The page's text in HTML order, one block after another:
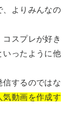
、よりみんなの
スプレが好き
いったように他
信するのではな
気動画を作成す